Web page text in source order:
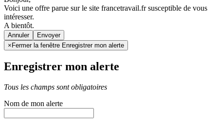
Voici une offre parue sur le site francetravail.fr susceptible de vous
intéresser.
A bientôt.
Annuler
× Fermer la fenêtre Enregistrer mon alerte
Enregistrer mon alerte
Tous les champs sont obligatoires
Nom de mon alerte